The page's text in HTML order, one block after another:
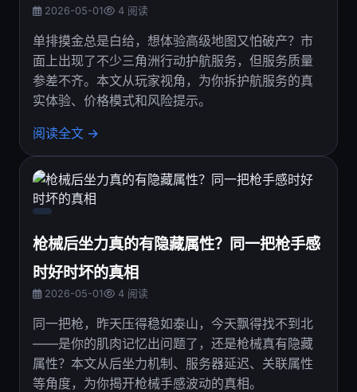
2026-05-01 4 阅读
单排摸金总是白给，想体验高级地图又怕破产？市
面上出现了不少三角洲行动护航服务，但服务质量
参差不齐。本文从玩家视角，为你拆护航服务的真
实体验、价格模式和风险提示。
阅读全文 →
枪械后坐力真的有隐藏属性？同一把枪手感
时好时坏的真相
2026-05-01 4 阅读
同一把枪，昨天压得稳如泰山，今天飘得找不到北
——是你的肌肉记忆出问题了，还是枪械真有隐藏
属性？本文从后坐力机制、服务器延迟、关联属性
等角度，为你揭开枪械手感波动的真相。